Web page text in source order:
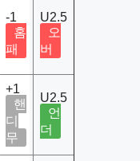
-1
홈
패
U2.5
오
버
+1
핸
디
무
U2.5
언
더